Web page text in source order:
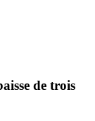
de trois